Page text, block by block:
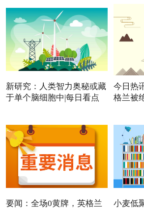
新研究：人类智力奥秘或藏
于单个脑细胞中|每日看点
今日热
格兰被
要闻：全场0黄牌，英格兰
小麦低